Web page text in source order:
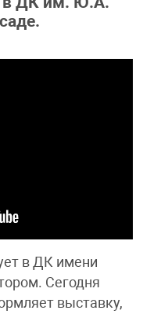
в ДК имени
Сегодня
выставку,